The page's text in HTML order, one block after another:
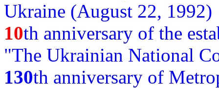
Ukraine (August 22, 1992)
10th anniversary of the
"The Ukrainian National
130th anniversary of